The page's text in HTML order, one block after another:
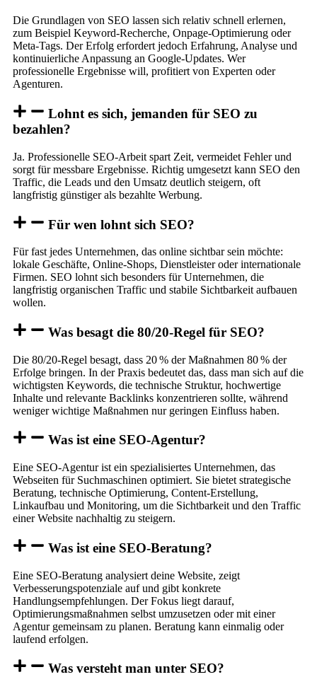
Die Grundlagen von SEO lassen sich relativ schnell erlernen,
zum Beispiel Keyword-Recherche, Onpage-Optimierung oder
Meta-Tags. Der Erfolg erfordert jedoch Erfahrung, Analyse und
kontinuierliche Anpassung an Google-Updates. Wer
professionelle Ergebnisse will, profitiert von Experten oder
Agenturen.
Lohnt es sich, jemanden für SEO zu
bezahlen?
Ja. Professionelle SEO-Arbeit spart Zeit, vermeidet Fehler und
sorgt für messbare Ergebnisse. Richtig umgesetzt kann SEO den
Traffic, die Leads und den Umsatz deutlich steigern, oft
langfristig günstiger als bezahlte Werbung.
Für wen lohnt sich SEO?
Für fast jedes Unternehmen, das online sichtbar sein möchte:
lokale Geschäfte, Online-Shops, Dienstleister oder internationale
Firmen. SEO lohnt sich besonders für Unternehmen, die
langfristig organischen Traffic und stabile Sichtbarkeit aufbauen
wollen.
Was besagt die 80/20-Regel für SEO?
Die 80/20-Regel besagt, dass 20 % der Maßnahmen 80 % der
Erfolge bringen. In der Praxis bedeutet das, dass man sich auf die
wichtigsten Keywords, die technische Struktur, hochwertige
Inhalte und relevante Backlinks konzentrieren sollte, während
weniger wichtige Maßnahmen nur geringen Einfluss haben.
Was ist eine SEO-Agentur?
Eine SEO-Agentur ist ein spezialisiertes Unternehmen, das
Webseiten für Suchmaschinen optimiert. Sie bietet strategische
Beratung, technische Optimierung, Content-Erstellung,
Linkaufbau und Monitoring, um die Sichtbarkeit und den Traffic
einer Website nachhaltig zu steigern.
Was ist eine SEO-Beratung?
Eine SEO-Beratung analysiert deine Website, zeigt
Verbesserungspotenziale auf und gibt konkrete
Handlungsempfehlungen. Der Fokus liegt darauf,
Optimierungsmaßnahmen selbst umzusetzen oder mit einer
Agentur gemeinsam zu planen. Beratung kann einmalig oder
laufend erfolgen.
Was versteht man unter SEO?